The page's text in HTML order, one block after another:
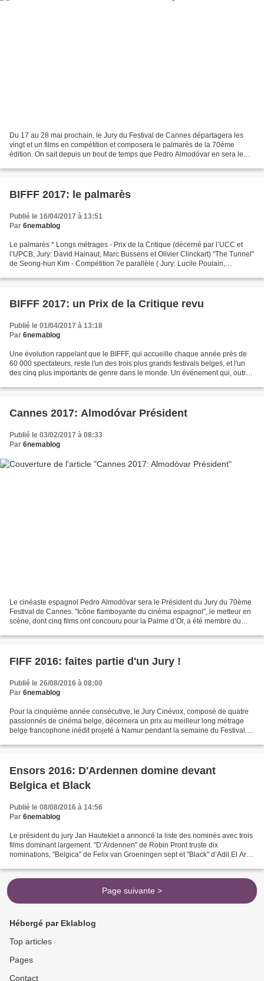
Du 17 au 28 mai prochain, le Jury du Festival de Cannes départagera les
vingt et un films en compétition et composera le palmarès de la 70ème
édition. On sait depuis un bout de temps que Pedro Almodóvar en sera le
BIFFF 2017: le palmarès
Publié le 16/04/2017 à 13:51
Par 6nemablog
Le palmarès * Longs métrages - Prix de la Critique (décerné par l’UCC et
l’UPCB, Jury: David Hainaut, Marc Bussens et Olivier Clinckart) "The Tunnel"
de Seong-hun Kim - Compétition 7e parallèle ( Jury: Lucile Poulain,
BIFFF 2017: un Prix de la Critique revu
Publié le 01/04/2017 à 13:18
Par 6nemablog
Une évolution rappelant que le BIFFF, qui accueille chaque année près de
60 000 spectateurs, reste l'un des trois plus grands festivals belges, et l'un
des cinq plus importants de genre dans le monde. Un événement qui, outre
Cannes 2017: Almodóvar Président
Publié le 03/02/2017 à 08:33
Par 6nemablog
Le cinéaste espagnol Pedro Almodóvar sera le Président du Jury du 70ème
Festival de Cannes. "Icône flamboyante du cinéma espagnol", le metteur en
scène, dont cinq films ont concouru pour la Palme d’Or, a été membre du
FIFF 2016: faites partie d'un Jury !
Publié le 26/08/2016 à 08:00
Par 6nemablog
Pour la cinquième année consécutive, le Jury Cinévox, composé de quatre
passionnés de cinéma belge, décernera un prix au meilleur long métrage
belge francophone inédit projeté à Namur pendant la semaine du Festival.
Ensors 2016: D'Ardennen domine devant
Belgica et Black
Publié le 08/08/2016 à 14:56
Par 6nemablog
Le président du jury Jan Hautekiet a annoncé la liste des nominés avec trois
films dominant largement. "D’Ardennen" de Robin Pront truste dix
nominations, "Belgica" de Felix van Groeningen sept et "Black" d’Adil El Arbi
Page suivante >
Hébergé par Eklablog
Top articles
Pages
Contact